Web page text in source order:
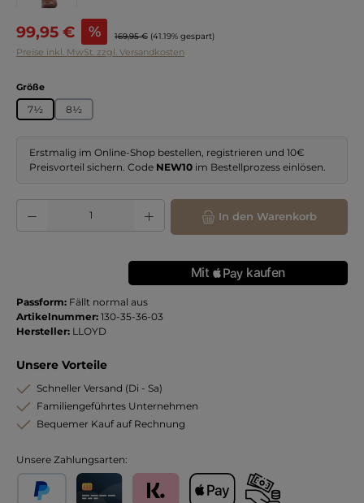
Verkaufspreis:
99,95 € % Regulärer Preis:
169,95 € (41.19% gespart)
Preise inkl. MwSt. zzgl. Versandkosten
Größeauswählen
7½ 8½
Erstmalig im Online-Shop bestellen, registrieren und 10€
Preisvorteil sichern. Code NEW10 im Bestellprozess einlösen.
Produkt Anzahl: Gib den gewünschten Wert ein oder benutze die
In den Warenkorb
Passform: Fällt normal aus
Artikelnummer: 130-35-36-03
Hersteller: LLOYD
Unsere Vorteile
Schneller Versand (Di - Sa)
Familiengeführtes Unternehmen
Bequemer Kauf auf Rechnung
Unsere Zahlungsarten: